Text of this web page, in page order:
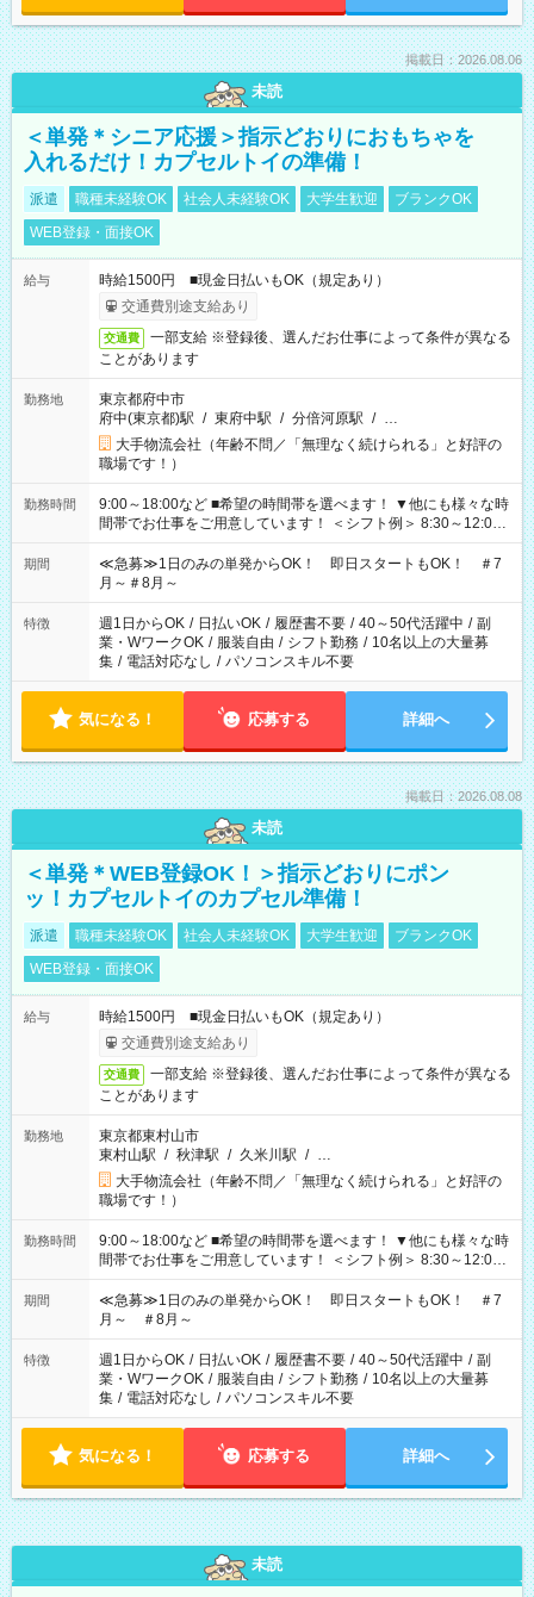
掲載日：2026.08.06
未読
＜単発＊シニア応援＞指示どおりにおもちゃを
入れるだけ！カプセルトイの準備！
派遣 職種未経験OK 社会人未経験OK 大学生歓迎
ブランクOK
WEB登録・面接OK
給与
時給1500円 ■現金日払いもOK（規定あり）
交通費別途支給あり
交通費
一部支給 ※登録後、選んだお仕事によって条件が異なる
ことがあります
勤務地
東京都府中市
府中(東京都)駅 / 東府中駅 / 分倍河原駅 / …
大手物流会社（年齢不問／「無理なく続けられる」と好評の
職場です！）
勤務時間
9:00～18:00など ■希望の時間帯を選べます！ ▼他にも様々な時
間帯でお仕事をご用意しています！ ＜シフト例＞ 8:30～12:00
17:00～22:00 13:00～22:00 22:00～翌6:00 など
期間
≪急募≫1日のみの単発からOK！ 即日スタートもOK！ ＃7
月～＃8月～
特徴 週1日からOK / 日払いOK / 履歴書不要 / 40～50代活躍中 / 副
業・WワークOK / 服装自由 / シフト勤務 / 10名以上の大量募
集 / 電話対応なし / パソコンスキル不要
気になる！ 応募する 詳細へ
掲載日：2026.08.08
未読
＜単発＊WEB登録OK！＞指示どおりにポン
ッ！カプセルトイのカプセル準備！
派遣 職種未経験OK 社会人未経験OK 大学生歓迎
ブランクOK
WEB登録・面接OK
給与
時給1500円 ■現金日払いもOK（規定あり）
交通費別途支給あり
交通費
一部支給 ※登録後、選んだお仕事によって条件が異なる
ことがあります
勤務地
東京都東村山市
東村山駅 / 秋津駅 / 久米川駅 / …
大手物流会社（年齢不問／「無理なく続けられる」と好評の
職場です！）
勤務時間
9:00～18:00など ■希望の時間帯を選べます！ ▼他にも様々な時
間帯でお仕事をご用意しています！ ＜シフト例＞ 8:30～12:00
17:00～22:00 13:00～22:00 22:00～翌6:00 など
期間
≪急募≫1日のみの単発からOK！ 即日スタートもOK！ ＃7
月～ ＃8月～
特徴 週1日からOK / 日払いOK / 履歴書不要 / 40～50代活躍中 / 副
業・WワークOK / 服装自由 / シフト勤務 / 10名以上の大量募
集 / 電話対応なし / パソコンスキル不要
気になる！ 応募する 詳細へ
未読